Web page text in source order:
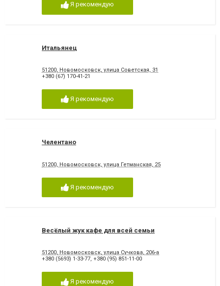
Я рекомендую
Итальянец
51200, Новомосковск, улица Советская, 31
+380 (67) 170-41-21
Я рекомендую
Челентано
51200, Новомосковск, улица Гетманская, 25
Я рекомендую
Весёлый жук кафе для всей семьи
51200, Новомосковск, улица Сучкова, 206-а
+380 (5693) 1-33-77, +380 (95) 851-11-00
Я рекомендую